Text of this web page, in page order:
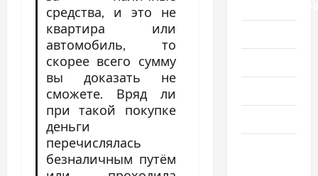
средства, и это не
квартира или
автомобиль, то
скорее всего сумму
вы доказать не
сможете. Вряд ли
при такой покупке
деньги
перечислялась
безналичным путём